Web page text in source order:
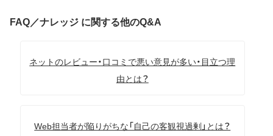
FAQ／ナレッジ に関する他のQ&A
ネットのレビュー・口コミで悪い意見が多い・目立つ理
由とは？
Web担当者が陥りがちな「自己の客観視過剰」とは？